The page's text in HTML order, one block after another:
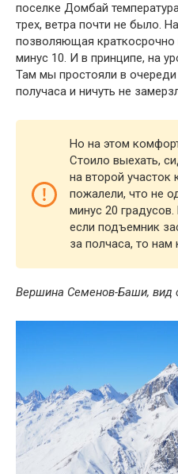
поселке Домбай
трех, ветра почти не было.
позволяющая
минус 10. И в принципе, на
Там мы простояли в
получаса и ничуть не
Но на этом
Стоило выехать,
на второй участок
пожалели, что не
минус 20
если подъемник
за полчаса, то нам
Вершина Семенов-Баши, вид